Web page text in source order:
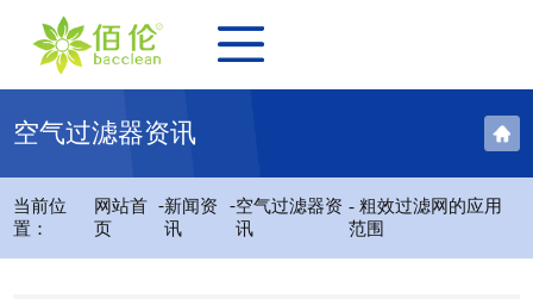
空气过滤器资讯
当前位
置：
网站首
页
-新闻资
讯
-空气过滤器资
讯
- 粗效过滤网的应用
范围